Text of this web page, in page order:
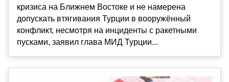
кризиса на Ближнем Востоке и не намерена
допускать втягивания Турции в вооружённый
конфликт, несмотря на инциденты с ракетными
пусками, заявил глава МИД Турции...